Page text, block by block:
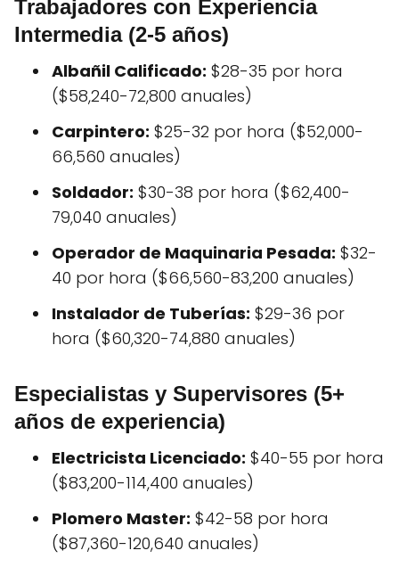
Trabajadores con Experiencia
Intermedia (2-5 años)
Albañil Calificado: $28-35 por hora
($58,240-72,800 anuales)
Carpintero: $25-32 por hora ($52,000-
66,560 anuales)
Soldador: $30-38 por hora ($62,400-
79,040 anuales)
Operador de Maquinaria Pesada: $32-
40 por hora ($66,560-83,200 anuales)
Instalador de Tuberías: $29-36 por
hora ($60,320-74,880 anuales)
Especialistas y Supervisores (5+
años de experiencia)
Electricista Licenciado: $40-55 por hora
($83,200-114,400 anuales)
Plomero Master: $42-58 por hora
($87,360-120,640 anuales)